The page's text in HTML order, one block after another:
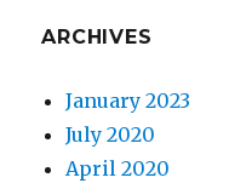
ARCHIVES
January 2023
July 2020
April 2020